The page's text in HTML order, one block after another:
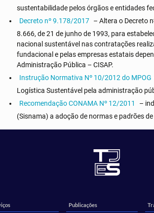
sustentabilidade pelos órgãos e entidades
Decreto nº 9.178/2017 – Altera o Decreto n
8.666, de 21 de junho de 1993, para
nacional sustentável nas contratações
fundacional e pelas empresas estatais
Administração Pública – CISAP.
Instrução Normativa Nº 10/2012 do MPOG
Logística Sustentável pela administração
Recomendação CONAMA Nº 12/2011
–
(Sisnama) a adoção de normas e padrões
Publicações